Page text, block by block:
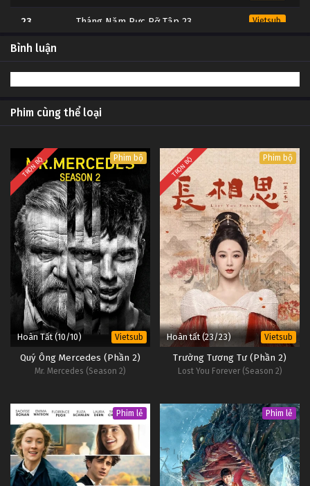
23 Tháng Năm Rực Rỡ Tập 23
Vietsub
22 Tháng Năm Rực Rỡ Tập 22
19 Tháng Năm Rực Rỡ Tập 19
Vietsub
#1
18 Tháng Năm Rực Rỡ Tập 18
Vietsub
#1
17 Tháng Năm Rực Rỡ Tập 17
Vietsub
#1
16 Tháng Năm Rực Rỡ Tập 16
Vietsub
#1
Bình luận
Phim cùng thể loại
TRỌN BỘ Phim bộ
Hoàn Tất (10/10) Vietsub
Quý Ông Mercedes (Phần 2)
Mr. Mercedes (Season 2)
TRỌN BỘ Phim bộ
Hoàn tất (23/23) Vietsub
Trường Tương Tư (Phần 2)
Lost You Forever (Season 2)
Phim lẻ Phim lẻ